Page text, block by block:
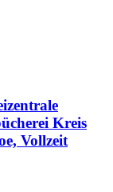
Kreis
Vollzeit